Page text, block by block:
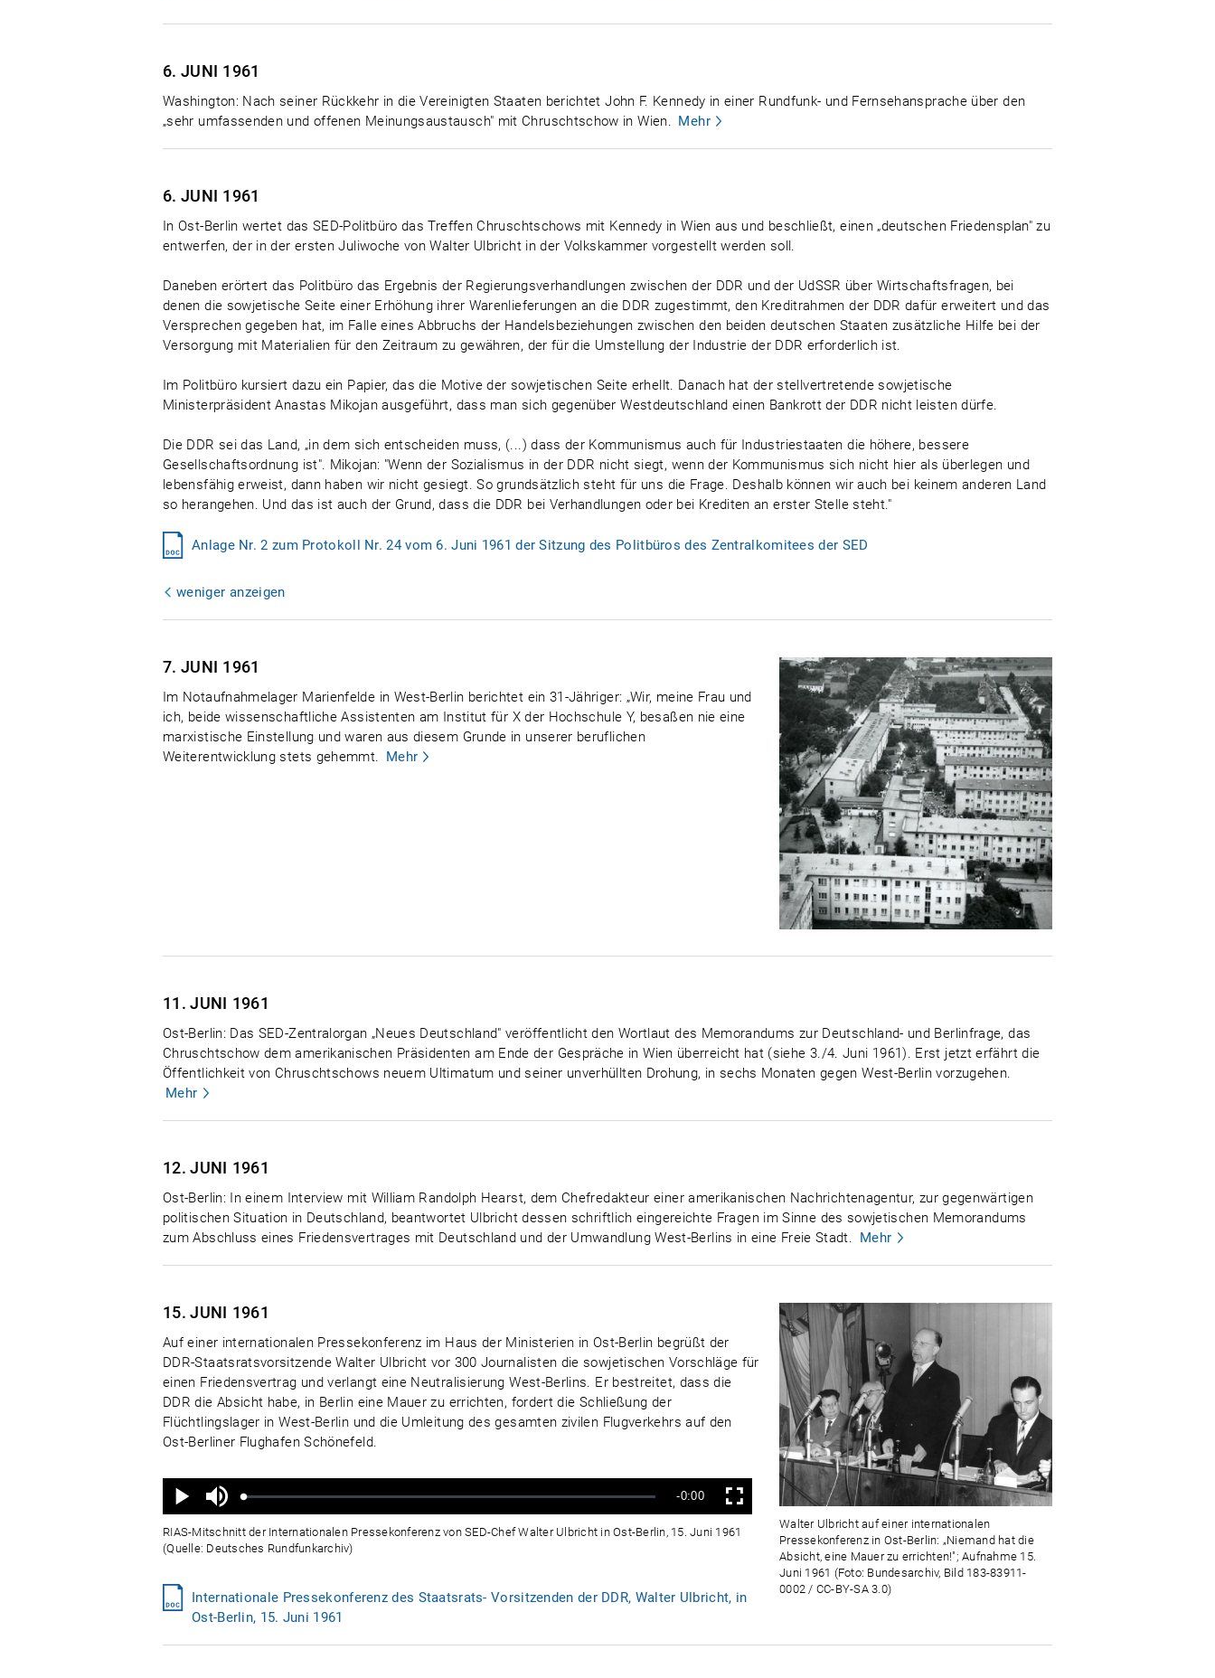
6. JUNI 1961
Washington: Nach seiner Rückkehr in die Vereinigten Staaten berichtet John F. Kennedy in einer Rundfunk- und Fernsehansprache über den
„sehr umfassenden und offenen Meinungsaustausch" mit Chruschtschow in Wien. Mehr
6. JUNI 1961
In Ost-Berlin wertet das SED-Politbüro das Treffen Chruschtschows mit Kennedy in Wien aus und beschließt, einen „deutschen Friedensplan" zu
entwerfen, der in der ersten Juliwoche von Walter Ulbricht in der Volkskammer vorgestellt werden soll.
Daneben erörtert das Politbüro das Ergebnis der Regierungsverhandlungen zwischen der DDR und der UdSSR über Wirtschaftsfragen, bei
denen die sowjetische Seite einer Erhöhung ihrer Warenlieferungen an die DDR zugestimmt, den Kreditrahmen der DDR dafür erweitert und das
Versprechen gegeben hat, im Falle eines Abbruchs der Handelsbeziehungen zwischen den beiden deutschen Staaten zusätzliche Hilfe bei der
Versorgung mit Materialien für den Zeitraum zu gewähren, der für die Umstellung der Industrie der DDR erforderlich ist.
Im Politbüro kursiert dazu ein Papier, das die Motive der sowjetischen Seite erhellt. Danach hat der stellvertretende sowjetische
Ministerpräsident Anastas Mikojan ausgeführt, dass man sich gegenüber Westdeutschland einen Bankrott der DDR nicht leisten dürfe.
Die DDR sei das Land, „in dem sich entscheiden muss, (...) dass der Kommunismus auch für Industriestaaten die höhere, bessere
Gesellschaftsordnung ist". Mikojan: "Wenn der Sozialismus in der DDR nicht siegt, wenn der Kommunismus sich nicht hier als überlegen und
lebensfähig erweist, dann haben wir nicht gesiegt. So grundsätzlich steht für uns die Frage. Deshalb können wir auch bei keinem anderen Land
so herangehen. Und das ist auch der Grund, dass die DDR bei Verhandlungen oder bei Krediten an erster Stelle steht."
Anlage Nr. 2 zum Protokoll Nr. 24 vom 6. Juni 1961 der Sitzung des Politbüros des Zentralkomitees der SED
weniger anzeigen
7. JUNI 1961
Im Notaufnahmelager Marienfelde in West-Berlin berichtet ein 31-Jähriger: „Wir, meine Frau und
ich, beide wissenschaftliche Assistenten am Institut für X der Hochschule Y, besaßen nie eine
marxistische Einstellung und waren aus diesem Grunde in unserer beruflichen
Weiterentwicklung stets gehemmt. Mehr
11. JUNI 1961
Ost-Berlin: Das SED-Zentralorgan „Neues Deutschland" veröffentlicht den Wortlaut des Memorandums zur Deutschland- und Berlinfrage, das
Chruschtschow dem amerikanischen Präsidenten am Ende der Gespräche in Wien überreicht hat (siehe 3./4. Juni 1961). Erst jetzt erfährt die
Öffentlichkeit von Chruschtschows neuem Ultimatum und seiner unverhüllten Drohung, in sechs Monaten gegen West-Berlin vorzugehen.
Mehr
12. JUNI 1961
Ost-Berlin: In einem Interview mit William Randolph Hearst, dem Chefredakteur einer amerikanischen Nachrichtenagentur, zur gegenwärtigen
politischen Situation in Deutschland, beantwortet Ulbricht dessen schriftlich eingereichte Fragen im Sinne des sowjetischen Memorandums
zum Abschluss eines Friedensvertrages mit Deutschland und der Umwandlung West-Berlins in eine Freie Stadt. Mehr
15. JUNI 1961
Walter Ulbricht auf einer internationalen
Pressekonferenz in Ost-Berlin: „Niemand hat die
Absicht, eine Mauer zu errichten!"; Aufnahme 15.
Juni 1961 (Foto: Bundesarchiv, Bild 183-83911-
0002 / CC-BY-SA 3.0)
Auf einer internationalen Pressekonferenz im Haus der Ministerien in Ost-Berlin begrüßt der
DDR-Staatsratsvorsitzende Walter Ulbricht vor 300 Journalisten die sowjetischen Vorschläge für
einen Friedensvertrag und verlangt eine Neutralisierung West-Berlins. Er bestreitet, dass die
DDR die Absicht habe, in Berlin eine Mauer zu errichten, fordert die Schließung der
Flüchtlingslager in West-Berlin und die Umleitung des gesamten zivilen Flugverkehrs auf den
Ost-Berliner Flughafen Schönefeld.
Wiedergabe
Ton
aus
Geladen:
Status:
Verbleibende
Zeit
-0:00 Vollbild
RIAS-Mitschnitt der Internationalen Pressekonferenz von SED-Chef Walter Ulbricht in Ost-Berlin, 15. Juni 1961
(Quelle: Deutsches Rundfunkarchiv)
Internationale Pressekonferenz des Staatsrats- Vorsitzenden der DDR, Walter Ulbricht, in
Ost-Berlin, 15. Juni 1961